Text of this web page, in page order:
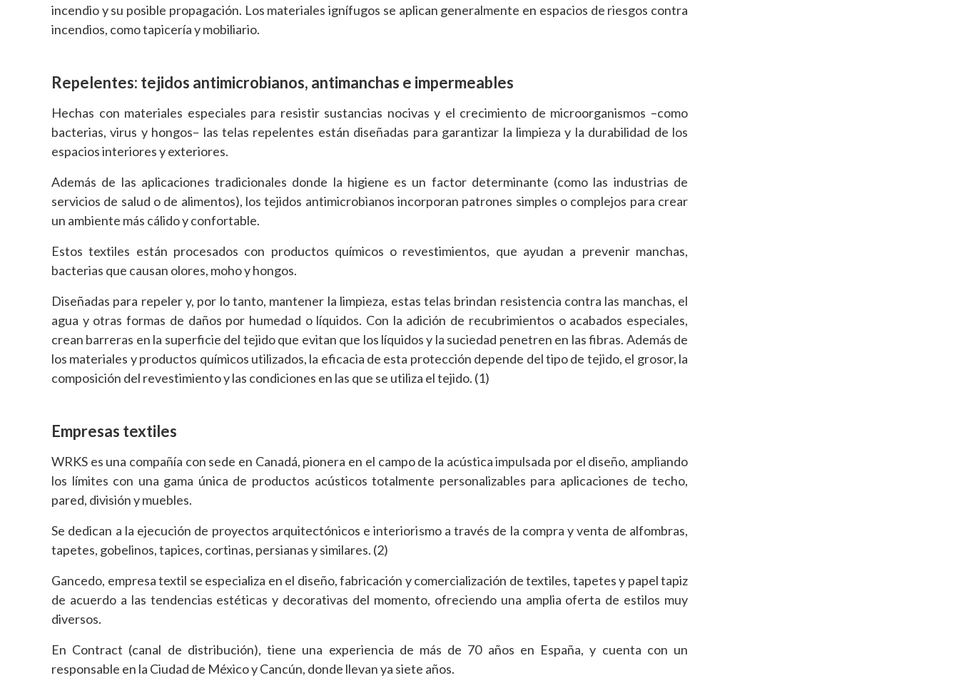
incendio y su posible propagación. Los materiales ignífugos se aplican generalmente en espacios de riesgos contra
incendios, como tapicería y mobiliario.
Repelentes: tejidos antimicrobianos, antimanchas e impermeables
Hechas con materiales especiales para resistir sustancias nocivas y el crecimiento de microorganismos –como
bacterias, virus y hongos– las telas repelentes están diseñadas para garantizar la limpieza y la durabilidad de los
espacios interiores y exteriores.
Además de las aplicaciones tradicionales donde la higiene es un factor determinante (como las industrias de
servicios de salud o de alimentos), los tejidos antimicrobianos incorporan patrones simples o complejos para crear
un ambiente más cálido y confortable.
Estos textiles están procesados ​​con productos químicos o revestimientos, que ayudan a prevenir manchas,
bacterias que causan olores, moho y hongos.
Diseñadas para repeler y, por lo tanto, mantener la limpieza, estas telas brindan resistencia contra las manchas, el
agua y otras formas de daños por humedad o líquidos. Con la adición de recubrimientos o acabados especiales,
crean barreras en la superficie del tejido que evitan que los líquidos y la suciedad penetren en las fibras. Además de
los materiales y productos químicos utilizados, la eficacia de esta protección depende del tipo de tejido, el grosor, la
composición del revestimiento y las condiciones en las que se utiliza el tejido. (1)
Empresas textiles
WRKS es una compañía con sede en Canadá, pionera en el campo de la acústica impulsada por el diseño, ampliando
los límites con una gama única de productos acústicos totalmente personalizables para aplicaciones de techo,
pared, división y muebles.
Se dedican a la ejecución de proyectos arquitectónicos e interiorismo a través de la compra y venta de alfombras,
tapetes, gobelinos, tapices, cortinas, persianas y similares. (2)
Gancedo, empresa textil se especializa en el diseño, fabricación y comercialización de textiles, tapetes y papel tapiz
de acuerdo a las tendencias estéticas y decorativas del momento, ofreciendo una amplia oferta de estilos muy
diversos.
En Contract (canal de distribución), tiene una experiencia de más de 70 años en España, y cuenta con un
responsable en la Ciudad de México y Cancún, donde llevan ya siete años.